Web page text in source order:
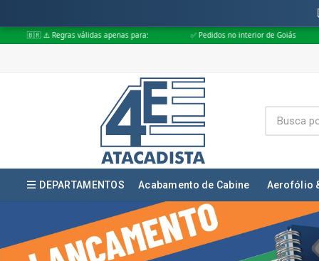
para: ✅ Pedidos no interior de Goiás ✅ Pedidos aprovados
DEPARTAMENTOS Acabamento de Cabine Aerofólio